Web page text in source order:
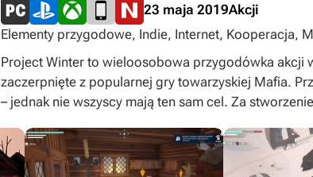
23 maja 2019Akcji
Elementy przygodowe, Indie, Internet, Kooperacja,
izometryczny, Zagraj za darmo
Project Winter to wieloosobowa przygodówka akcji
zaczerpnięte z popularnej gry towarzyskiej Mafia.
– jednak nie wszyscy mają ten sam cel. Za